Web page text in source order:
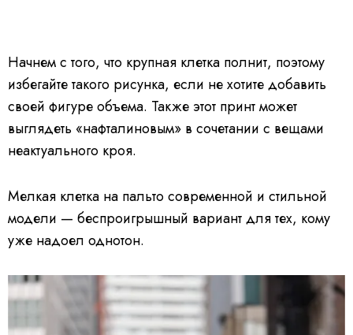
Начнем с того, что крупная клетка полнит, поэтому
избегайте такого рисунка, если не хотите добавить
своей фигуре объема. Также этот принт может
выглядеть «нафталиновым» в сочетании с вещами
неактуального кроя.
Мелкая клетка на пальто современной и стильной
модели — беспроигрышный вариант для тех, кому
уже надоел однотон.